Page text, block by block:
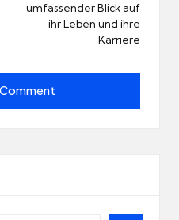
umfassender Blick auf
ihr Leben und ihre
Karriere